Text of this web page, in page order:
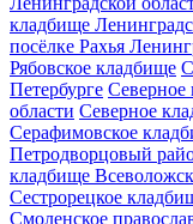
кладбище
посёлке Рахья
Рябовское кладбище
Петербурге Северное
области Северное
Серафимовское
Петродворцовый
кладбище
Сестрорецкое
Смоленское